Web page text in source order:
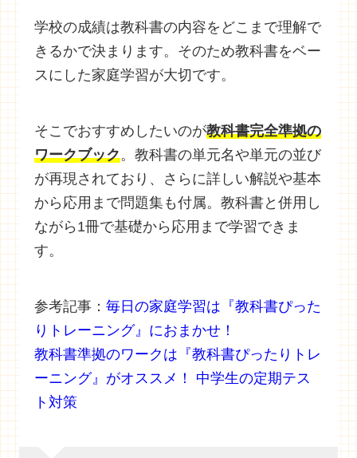
学校の成績は教科書の内容をどこまで理解で
きるかで決まります。そのため教科書をベー
スにした家庭学習が大切です。
そこでおすすめしたいのが教科書完全準拠の
ワークブック。教科書の単元名や単元の並び
が再現されており、さらに詳しい解説や基本
から応用まで問題集も付属。教科書と併用し
ながら1冊で基礎から応用まで学習できま
す。
参考記事： 毎日の家庭学習は『教科書ぴった
りトレーニング』におまかせ！
教科書準拠のワークは『教科書ぴったりトレ
ーニング』がオススメ！ 中学生の定期テス
ト対策